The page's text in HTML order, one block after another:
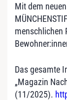
Mit dem
menschlichen
Das gesamte
„Magazin
(11/2025).